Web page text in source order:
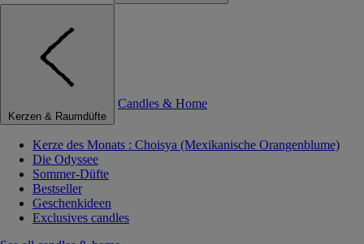
Kerzen & Raumdüfte
Candles & Home
Kerze des Monats : Choisya (Mexikanische Orangenblume)
Die Odyssee
Sommer-Düfte
Bestseller
Geschenkideen
Exclusives candles